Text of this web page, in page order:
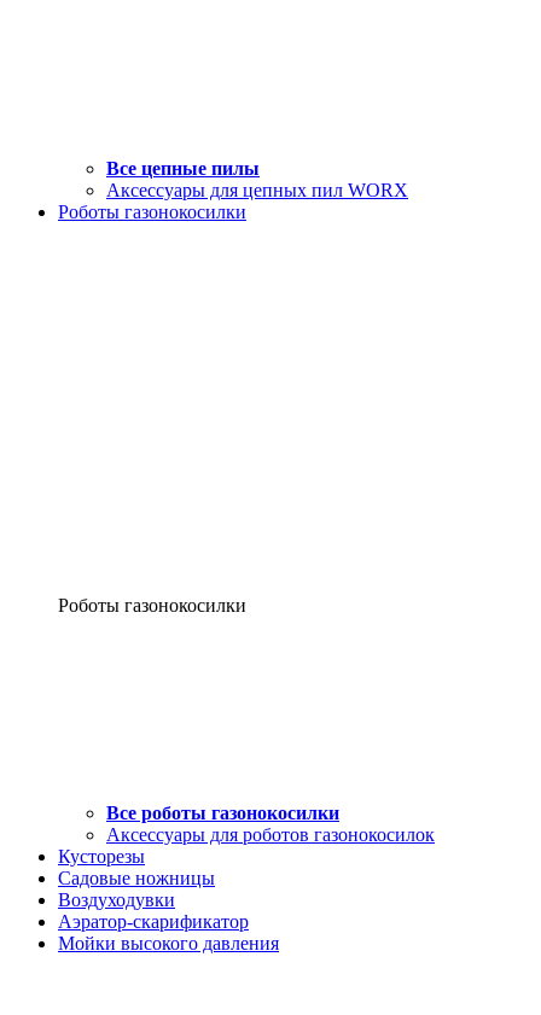
Все цепные пилы
Аксессуары для цепных пил WORX
Роботы газонокосилки
Роботы газонокосилки
Все роботы газонокосилки
Аксессуары для роботов газонокосилок
Кусторезы
Садовые ножницы
Воздуходувки
Аэратор-скарификатор
Мойки высокого давления